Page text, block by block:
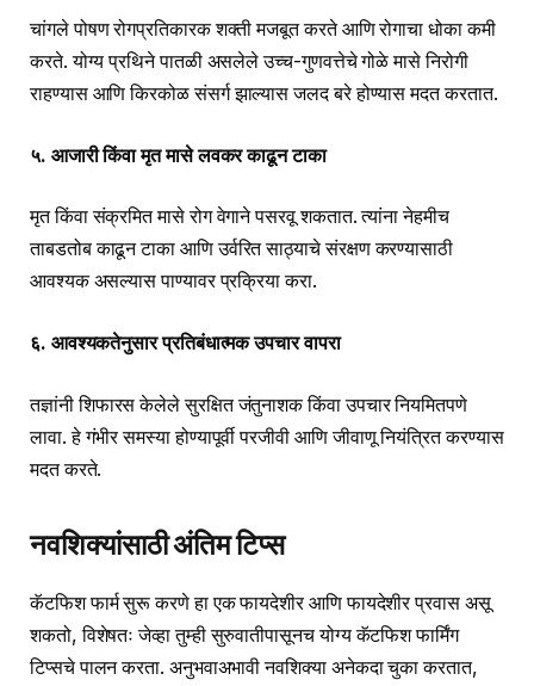
चांगले पोषण रोगप्रतिकारक शक्ती मजबूत करते आणि रोगाचा धोका कमी
करते. योग्य प्रथिने पातळी असलेले उच्च-गुणवत्तेचे गोळे मासे निरोगी
राहण्यास आणि किरकोळ संसर्ग झाल्यास जलद बरे होण्यास मदत करतात.
५. आजारी किंवा मृत मासे लवकर काढून टाका
मृत किंवा संक्रमित मासे रोग वेगाने पसरवू शकतात. त्यांना नेहमीच
ताबडतोब काढून टाका आणि उर्वरित साठ्याचे संरक्षण करण्यासाठी
आवश्यक असल्यास पाण्यावर प्रक्रिया करा.
६. आवश्यकतेनुसार प्रतिबंधात्मक उपचार वापरा
तज्ञांनी शिफारस केलेले सुरक्षित जंतुनाशक किंवा उपचार नियमितपणे
लावा. हे गंभीर समस्या होण्यापूर्वी परजीवी आणि जीवाणू नियंत्रित करण्यास
मदत करते.
नवशिक्यांसाठी अंतिम टिप्स
कॅटफिश फार्म सुरू करणे हा एक फायदेशीर आणि फायदेशीर प्रवास असू
शकतो, विशेषतः जेव्हा तुम्ही सुरुवातीपासूनच योग्य कॅटफिश फार्मिंग
टिप्सचे पालन करता. अनुभवाअभावी नवशिक्या अनेकदा चुका करतात,